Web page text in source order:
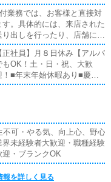
つクリアをしていくように
ます。期間は最短で１か月
・研修期間有 ・日払い可
・社員寮完備・歩合給有・
部登用有
業務では、お客様と直接対
。具体的には、来店された
出しを行ったり、店舗に戻
のが主な業務です。熟練の
すので、未経験の方でも安心
直接接する業務ですので、
白さややりがいも感じられ
お問合せ対応を行っていた
やドライバーに通達しま
タッフに気軽に聞ける環境
働けます。■PC更新業務ヘ
ト等の店舗情報更新作業を
の出勤情報やイベント、求
本的にはボタンを押すだけ
正社員】月８日休み【アルバ
OK！土・日・祝、大歓
■年末年始休暇あり■慶弔
可・やる気、向上心、野心
未経験者大歓迎・職種経験
・ブランクOK
報を詳しく見る